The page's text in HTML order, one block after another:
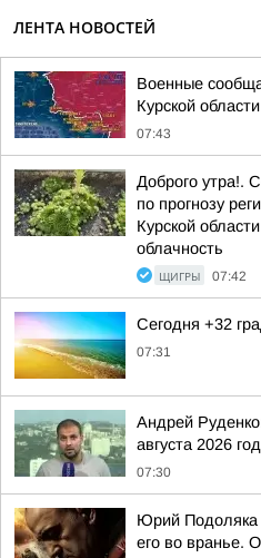
ЛЕНТА НОВОСТЕЙ
Военные
Курской
07:43
Доброго утра!.
по прогнозу
Курской
облачность
ЩИГРЫ 07:42
Сегодня +32
07:31
Андрей
августа 2026
07:30
Юрий Подоляка
его во вранье.